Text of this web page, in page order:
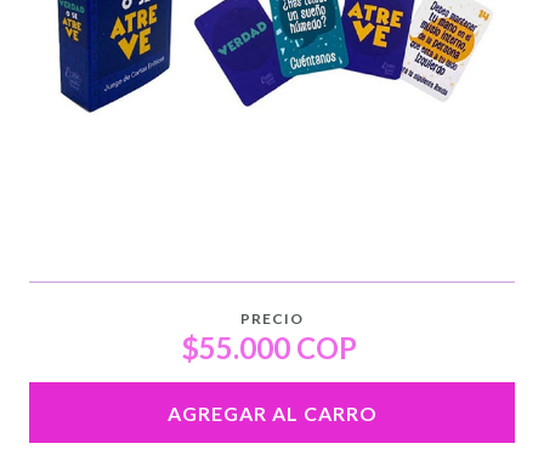
PRECIO
$55.000 COP
AGREGAR AL CARRO